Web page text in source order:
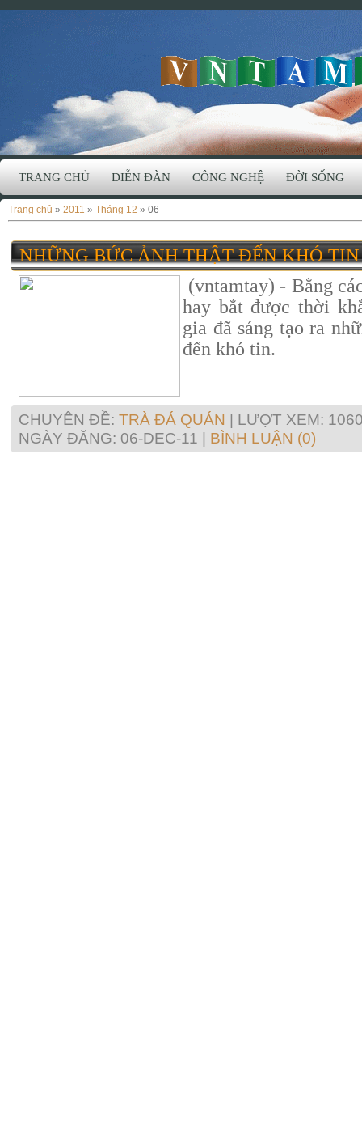
TRANG CHỦ DIỄN ĐÀN CÔNG NGHỆ ĐỜI SỐNG
Trang chủ » 2011 » Tháng 12 » 06
NHỮNG BỨC ẢNH THẬT ĐẾN KHÓ TIN
(vntamtay) - Bằng
hay bắt được thời
gia đã sáng tạo ra
đến khó tin.
CHUYÊN ĐỀ: TRÀ ĐÁ QUÁN | LƯỢT XEM:
NGÀY ĐĂNG: 06-DEC-11 | BÌNH LUẬN (0)